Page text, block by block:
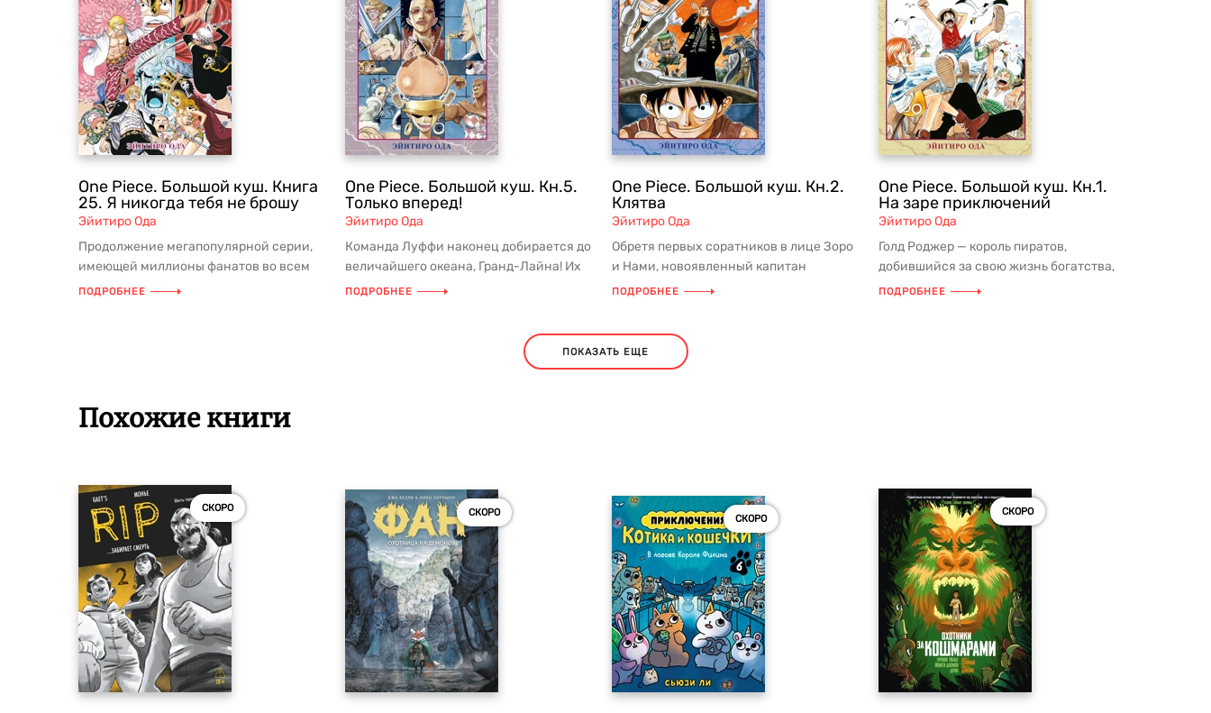
One Piece. Большой куш. Книга
25. Я никогда тебя не брошу
Эйитиро Ода
Продолжение мегапопулярной серии,
имеющей миллионы фанатов во всем
мире! События на Дрессрозе приним...
ПОДРОБНЕЕ
One Piece. Большой куш. Кн.5.
Только вперед!
Эйитиро Ода
Команда Луффи наконец добирается до
величайшего океана, Гранд-Лайна! Их
первая остановка в погоне за...
ПОДРОБНЕЕ
One Piece. Большой куш. Кн.2.
Клятва
Эйитиро Ода
Обретя первых соратников в лице Зоро
и Нами, новоявленный капитан
пиратской шайки Манки Д. Луффи про...
ПОДРОБНЕЕ
One Piece. Большой куш. Кн.1.
На заре приключений
Эйитиро Ода
Голд Роджер — король пиратов,
добившийся за свою жизнь богатства,
славы и власти, перед казнью объяв...
ПОДРОБНЕЕ
ПОКАЗАТЬ ЕЩЕ
Похожие книги
СКОРО СКОРО
СКОРО
СКОРО